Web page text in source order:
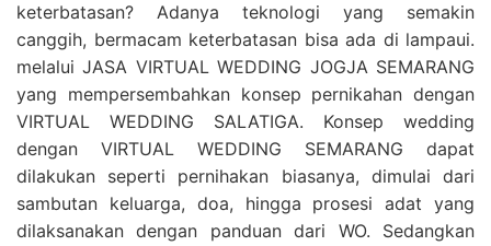
keterbatasan? Adanya teknologi yang semakin
canggih, bermacam keterbatasan bisa ada di lampaui.
melalui JASA VIRTUAL WEDDING JOGJA SEMARANG
yang mempersembahkan konsep pernikahan dengan
VIRTUAL WEDDING SALATIGA. Konsep wedding
dengan VIRTUAL WEDDING SEMARANG dapat
dilakukan seperti pernihakan biasanya, dimulai dari
sambutan keluarga, doa, hingga prosesi adat yang
dilaksanakan dengan panduan dari WO. Sedangkan